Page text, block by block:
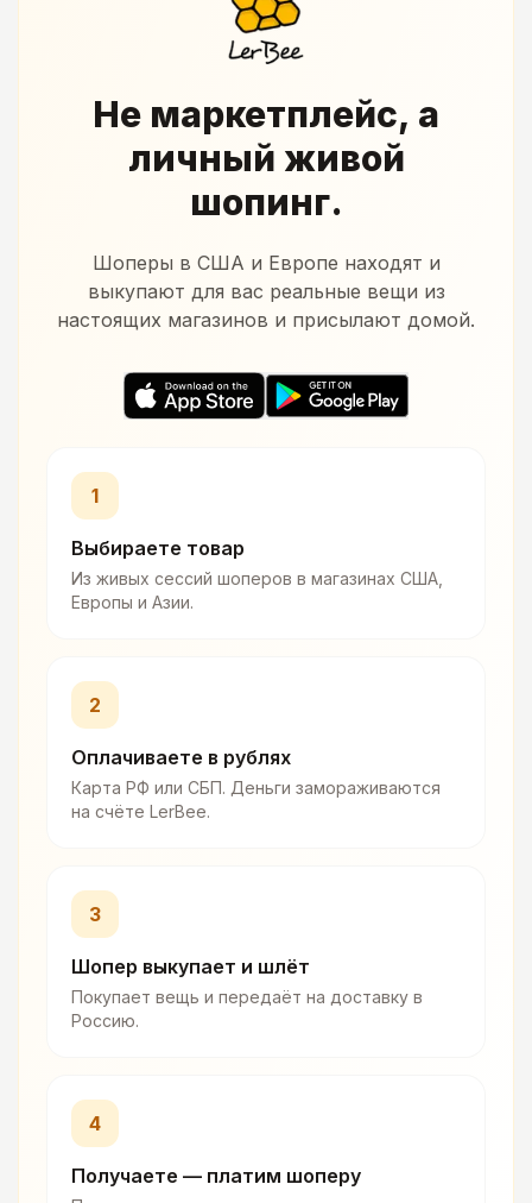
Не маркетплейс, а
личный живой
шопинг.
Шоперы в США и Европе находят и
выкупают для вас реальные вещи из
настоящих магазинов и присылают домой.
1
Выбираете товар
Из живых сессий шоперов в магазинах США,
Европы и Азии.
2
Оплачиваете в рублях
Карта РФ или СБП. Деньги замораживаются
на счёте LerBee.
3
Шопер выкупает и шлёт
Покупает вещь и передаёт на доставку в
Россию.
4
Получаете — платим шоперу